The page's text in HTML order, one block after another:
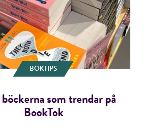
BOKTIPS
som trendar på
BookTok